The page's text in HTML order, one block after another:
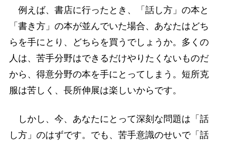
例えば、書店に行ったとき、「話し方」の本と
「書き方」の本が並んでいた場合、あなたはどち
らを手にとり、どちらを買うでしょうか。多くの
人は、苦手分野はできるだけやりたくないものだ
から、得意分野の本を手にとってしまう。短所克
服は苦しく、長所伸展は楽しいからです。
しかし、今、あなたにとって深刻な問題は「話
し方」のはずです。でも、苦手意識のせいで「話